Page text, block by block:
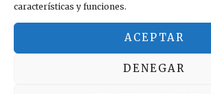
características y funciones.
ACEPTAR
DENEGAR